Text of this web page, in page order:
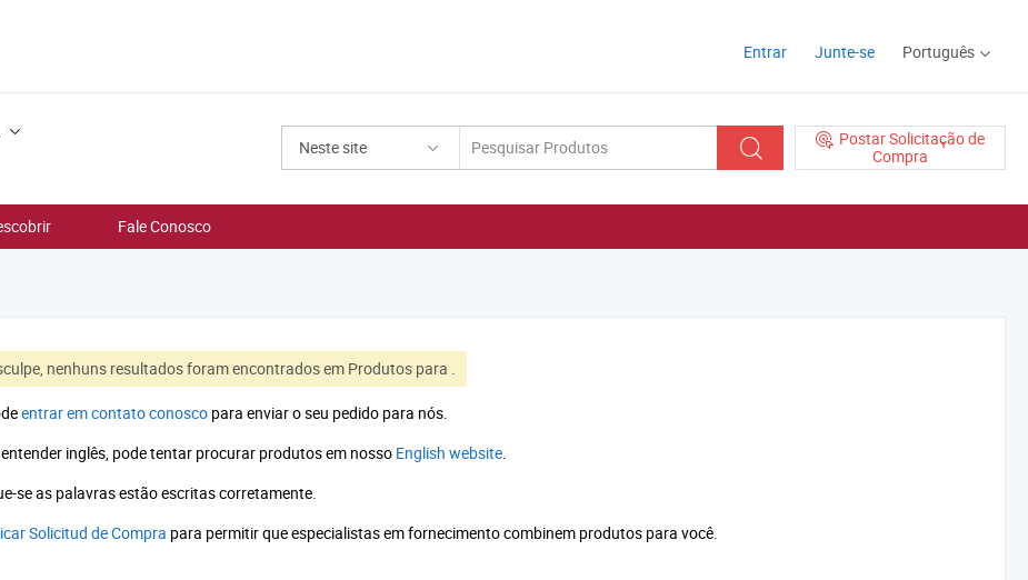
Entrar Junte-se Português
Neste site
Postar Solicitação de
Compra
Fale Conosco
nenhuns resultados foram encontrados em Produtos para .
entrar em contato conosco para enviar o seu pedido para nós.
entender inglês, pode tentar procurar produtos em nosso English website.
se as palavras estão escritas corretamente.
Solicitud de Compra para permitir que especialistas em fornecimento combinem produtos para você.